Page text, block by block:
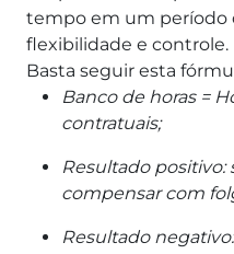
tempo em um período
flexibilidade e controle.
Basta seguir esta
Banco de horas =
contratuais;
Resultado positivo:
compensar com
Resultado